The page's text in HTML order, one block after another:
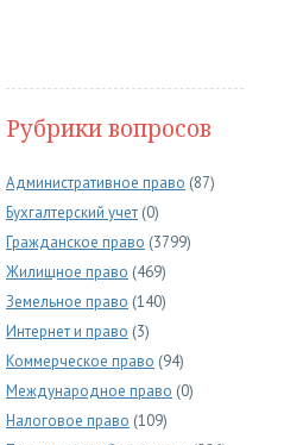
Рубрики вопросов
Административное право (87)
Бухгалтерский учет (0)
Гражданское право (3799)
Жилищное право (469)
Земельное право (140)
Интернет и право (3)
Коммерческое право (94)
Международное право (0)
Налоговое право (109)